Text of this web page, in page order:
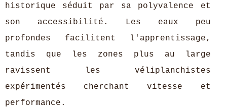
historique séduit par sa polyvalence et
son accessibilité. Les eaux peu
profondes facilitent l'apprentissage,
tandis que les zones plus au large
ravissent les véliplanchistes
expérimentés cherchant vitesse et
performance.